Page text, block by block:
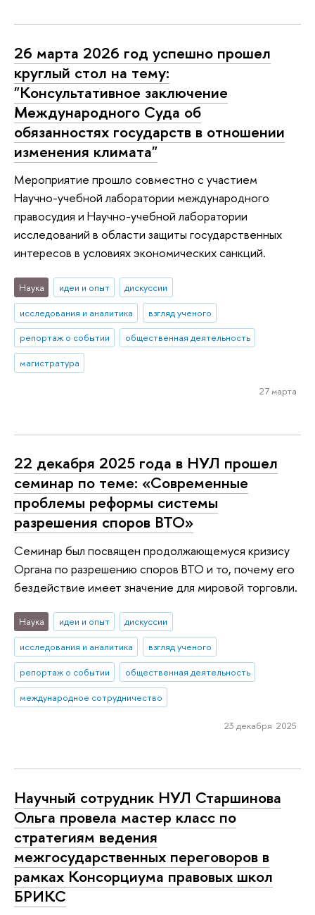
26 марта 2026 год успешно прошел
круглый стол на тему:
"Консультативное заключение
Международного Суда об
обязанностях государств в отношении
изменения климата"
Мероприятие прошло совместно с участием
Научно-учебной лаборатории международного
правосудия и Научно-учебной лаборатории
исследований в области защиты государственных
интересов в условиях экономических санкций.
Наука идеи и опыт
дискуссии
исследования и аналитика
взгляд ученого
репортаж о событии
общественная деятельность
магистратура
27 марта
22 декабря 2025 года в НУЛ прошел
семинар по теме: «Современные
проблемы реформы системы
разрешения споров ВТО»
Семинар был посвящен продолжающемуся кризису
Органа по разрешению споров ВТО и то, почему его
бездействие имеет значение для мировой торговли.
Наука идеи и опыт
дискуссии
исследования и аналитика
взгляд ученого
репортаж о событии
общественная деятельность
международное сотрудничество
23 декабря 2025
Научный сотрудник НУЛ Старшинова
Ольга провела мастер класс по
стратегиям ведения
межгосударственных переговоров в
рамках Консорциума правовых школ
БРИКС